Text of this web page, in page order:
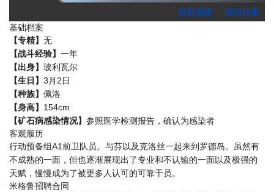
回到顶部
回到目录
基础档案
【专精】 无
【战斗经验】 一年
【出身】 玻利瓦尔
【生日】 3月2日
【种族】 佩洛
【身高】 154cm
【矿石病感染情况】 参照医学检测报告，确认为感染者
客观履历
行动预备组A1前卫队员。与芬以及克洛丝一起来到罗德岛。虽然有
不成熟的一面，但也逐渐展现出了专业和不认输的一面以及极强的
天赋，慢慢成为了被更多人认可的可靠干员。
米格鲁招聘合同